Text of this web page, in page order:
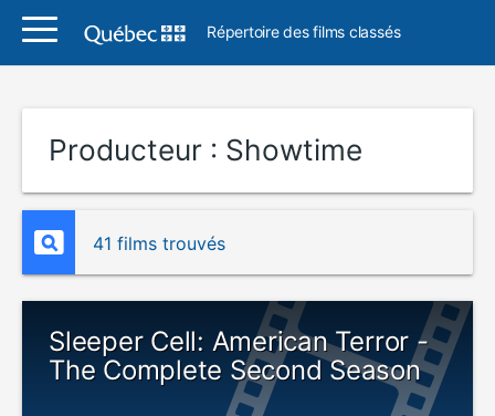
Répertoire des films classés
Producteur : Showtime
41 films trouvés
Sleeper Cell: American Terror -
The Complete Second Season